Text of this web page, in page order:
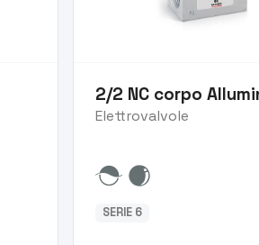
2/2 NC corpo
Elettrovalvole
SERIE 6